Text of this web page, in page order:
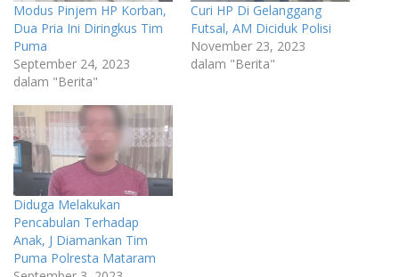
Modus Pinjem HP Korban,
Dua Pria Ini Diringkus Tim
Puma
September 24, 2023
dalam "Berita"
Curi HP Di Gelanggang
Futsal, AM Diciduk Polisi
November 23, 2023
dalam "Berita"
Diduga Melakukan
Pencabulan Terhadap
Anak, J Diamankan Tim
Puma Polresta Mataram